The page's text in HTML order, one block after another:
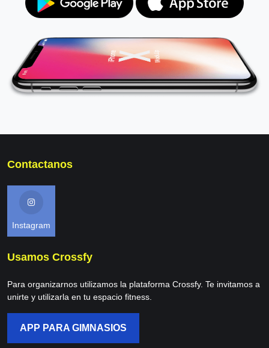
Contactanos
Instagram
Usamos Crossfy
Para organizarnos utilizamos la plataforma Crossfy. Te invitamos a
unirte y utilizarla en tu espacio fitness.
APP PARA GIMNASIOS